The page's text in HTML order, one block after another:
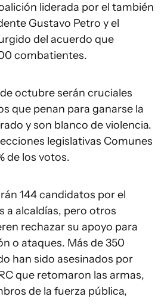
liderada por el también
Gustavo Petro y el
del acuerdo que
combatientes.
octubre serán cruciales
que penan para ganarse la
y son blanco de violencia.
legislativas Comunes
de los votos.
144 candidatos por el
a alcaldías, pero otros
rechazar su apoyo para
o ataques. Más de 350
han sido asesinados por
que retomaron las armas,
de la fuerza pública,